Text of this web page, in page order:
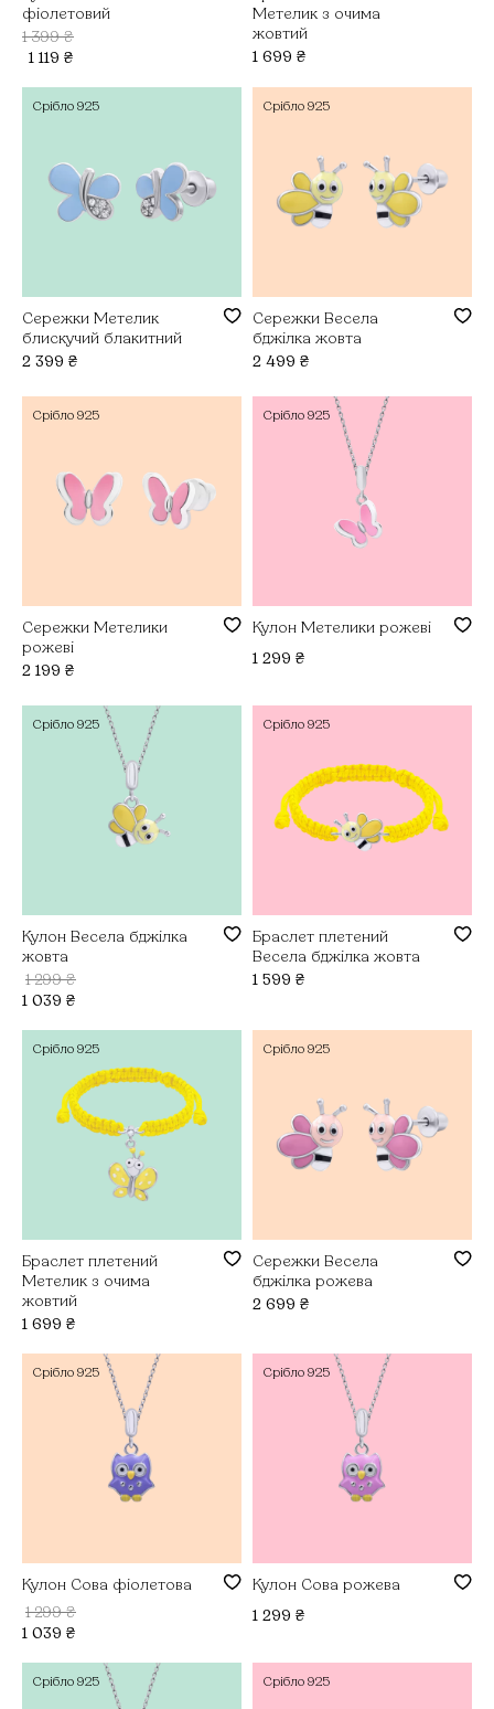
фіолетовий
1 399₴
1 119 ₴
Метелик з очима
жовтий
1 699 ₴
Срібло 925
Сережки Метелик
блискучий блакитний
2 399 ₴
Срібло 925
Сережки Весела
бджілка жовта
2 499 ₴
Срібло 925
Сережки Метелики
рожеві
2 199 ₴
Срібло 925
Кулон Метелики рожеві
1 299 ₴
Срібло 925
Кулон Весела бджілка
жовта
1 299₴
1 039 ₴
Срібло 925
Браслет плетений
Весела бджілка жовта
1 599 ₴
Срібло 925
Браслет плетений
Метелик з очима
жовтий
1 699 ₴
Срібло 925
Сережки Весела
бджілка рожева
2 699 ₴
Срібло 925
Кулон Сова фіолетова
1 299₴
1 039 ₴
Срібло 925
Кулон Сова рожева
1 299 ₴
Срібло 925 Срібло 925